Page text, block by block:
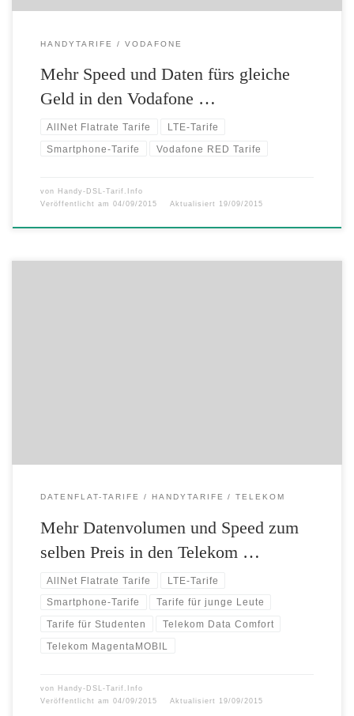
HANDYTARIFE VODAFONE
Mehr Speed und Daten fürs gleiche
Geld in den Vodafone …
AllNet Flatrate Tarife LTE-Tarife
Smartphone-Tarife Vodafone RED Tarife
von Handy-DSL-Tarif.Info
Veröffentlicht am 04/09/2015 Aktualisiert 19/09/2015
DATENFLAT-TARIFE HANDYTARIFE TELEKOM
Mehr Datenvolumen und Speed zum
selben Preis in den Telekom …
AllNet Flatrate Tarife LTE-Tarife
Smartphone-Tarife Tarife für junge Leute
Tarife für Studenten Telekom Data Comfort
Telekom MagentaMOBIL
von Handy-DSL-Tarif.Info
Veröffentlicht am 04/09/2015 Aktualisiert 19/09/2015